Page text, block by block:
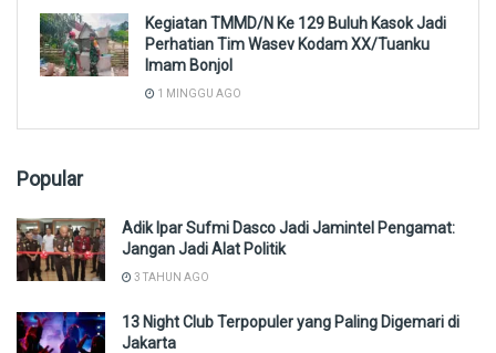
Kegiatan TMMD/N Ke 129 Buluh Kasok Jadi
Perhatian Tim Wasev Kodam XX/Tuanku
Imam Bonjol
1 MINGGU AGO
Popular
Adik Ipar Sufmi Dasco Jadi Jamintel Pengamat:
Jangan Jadi Alat Politik
3 TAHUN AGO
13 Night Club Terpopuler yang Paling Digemari di
Jakarta